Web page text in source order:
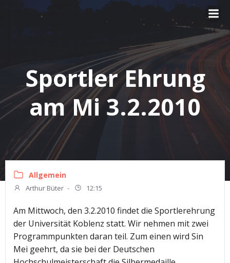
Zum
Sportler Ehrung
am Mi 3.2.2010
Allgemein
Arthur Büter - 12:15
Am Mittwoch, den 3.2.2010 findet die Sportlerehrung
der Universität Koblenz statt. Wir nehmen mit zwei
Programmpunkten daran teil. Zum einen wird Sin
Mei geehrt, da sie bei der Deutschen